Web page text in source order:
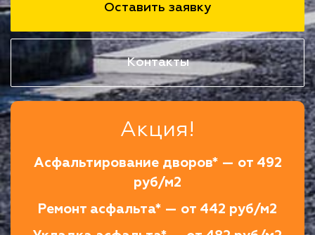
Оставить заявку
Контакты
Акция!
Асфальтирование дворов* — от 492
руб/м2
Ремонт асфальта* — от 442 руб/м2